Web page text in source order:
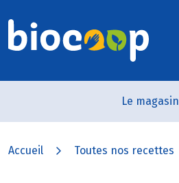
Le magasin
Accueil Toutes nos recettes